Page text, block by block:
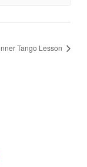
Tango Lesson